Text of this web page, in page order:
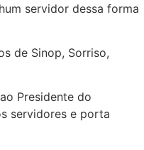
servidor dessa forma
de Sinop, Sorriso,
Presidente do
servidores e porta